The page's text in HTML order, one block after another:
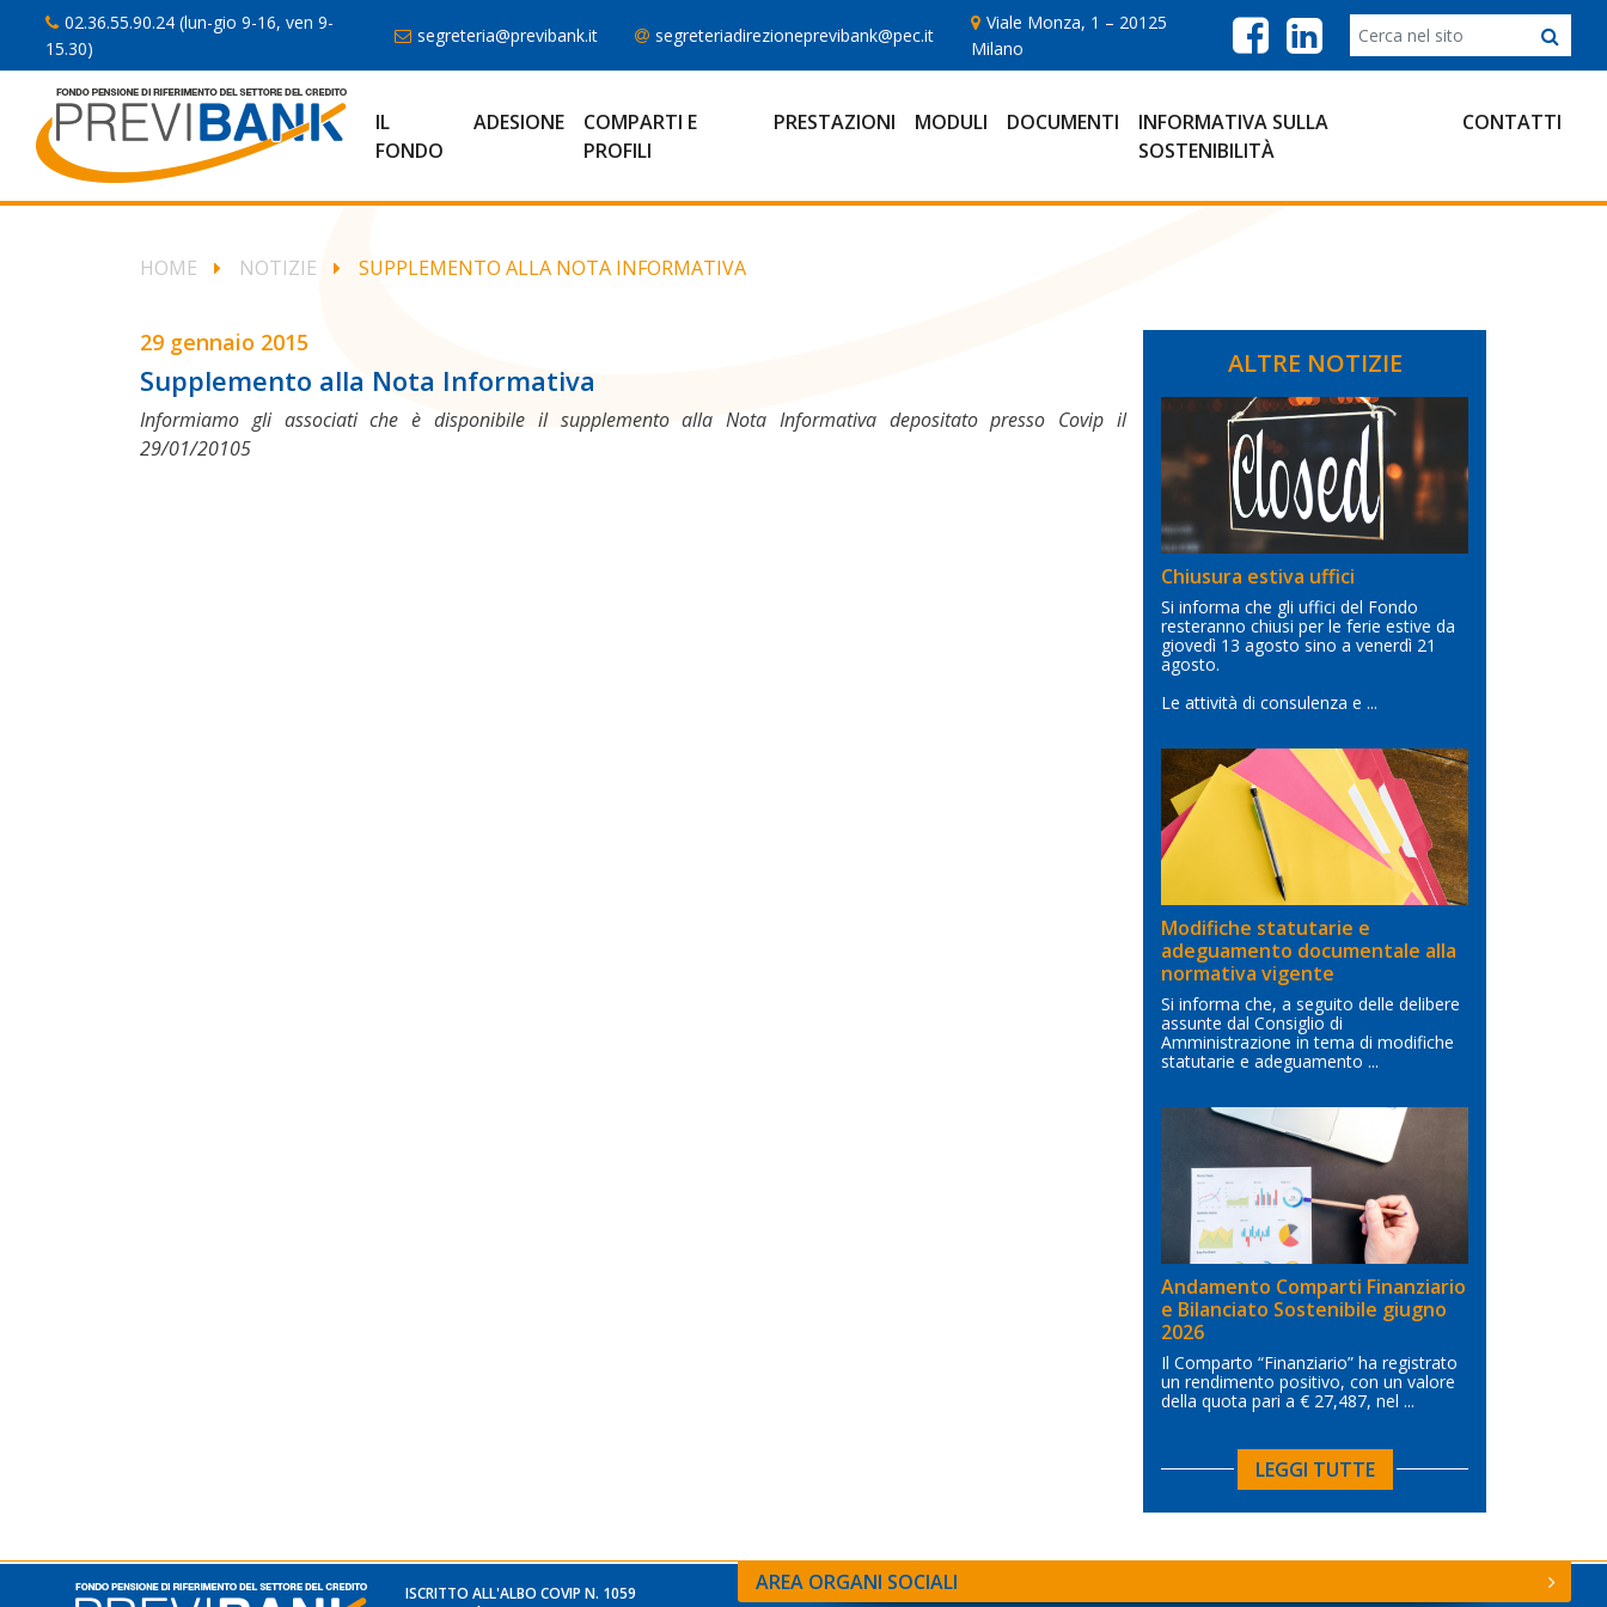
02.36.55.90.24 (lun-gio 9-16, ven 9-
15.30)
segreteria@previbank.it segreteriadirezioneprevibank@pec.it
Viale Monza, 1 – 20125
Milano
IL
FONDO
ADESIONE
COMPARTI E
PROFILI
PRESTAZIONI MODULI DOCUMENTI
INFORMATIVA SULLA
SOSTENIBILITÀ
CONTATTI
HOME NOTIZIE SUPPLEMENTO ALLA NOTA INFORMATIVA
29 gennaio 2015
Supplemento alla Nota Informativa
Informiamo gli associati che è disponibile il supplemento alla Nota Informativa depositato presso Covip il
29/01/20105
ALTRE NOTIZIE
Chiusura estiva uffici
Si informa che gli uffici del Fondo
resteranno chiusi per le ferie estive da
giovedì 13 agosto sino a venerdì 21
agosto.
Le attività di consulenza e ...
Modifiche statutarie e
adeguamento documentale alla
normativa vigente
Si informa che, a seguito delle delibere
assunte dal Consiglio di
Amministrazione in tema di modifiche
statutarie e adeguamento ...
Andamento Comparti Finanziario
e Bilanciato Sostenibile giugno
2026
Il Comparto “Finanziario” ha registrato
un rendimento positivo, con un valore
della quota pari a € 27,487, nel ...
LEGGI TUTTE
ISCRITTO ALL'ALBO COVIP N. 1059
AREA ORGANI SOCIALI